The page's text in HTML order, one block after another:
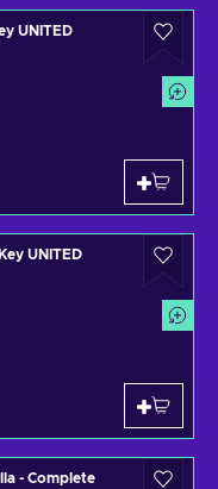
UNITED
UNITED
- Complete